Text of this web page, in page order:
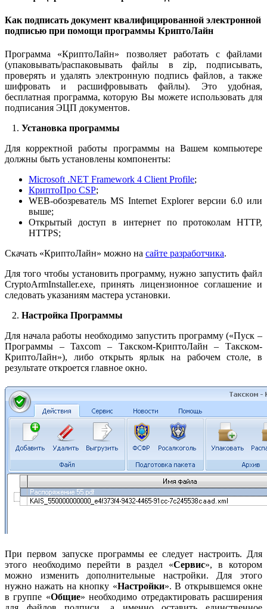
Как подписать документ квалифицированной электронной
подписью при помощи программы КриптоЛайн
Программа «КриптоЛайн» позволяет работать с файлами
(упаковывать/распаковывать файлы в zip, подписывать,
проверять и удалять электронную подпись файлов, а также
шифровать и расшифровывать файлы). Это удобная,
бесплатная программа, которую Вы можете использовать для
подписания ЭЦП документов.
1. Установка программы
Для корректной работы программы на Вашем компьютере
должны быть установлены компоненты:
Microsoft .NET Framework 4 Client Profile;
КриптоПро CSP;
WEB-обозреватель MS Internet Explorer версии 6.0 или
выше;
Открытый доступ в интернет по протоколам HTTP,
HTTPS;
Скачать «КриптоЛайн» можно на сайте разработчика.
Для того чтобы установить программу, нужно запустить файл
CryptoArmInstaller.exe, принять лицензионное соглашение и
следовать указаниям мастера установки.
2. Настройка Программы
Для начала работы необходимо запустить программу («Пуск –
Программы – Taxcom – Такском-КриптоЛайн – Такском-
КриптоЛайн»), либо открыть ярлык на рабочем столе, в
результате откроется главное окно.
При первом запуске программы ее следует настроить. Для
этого необходимо перейти в раздел «Сервис», в котором
можно изменить дополнительные настройки. Для этого
нужно нажать на кнопку «Настройки». В открывшемся окне
в группе «Общие» необходимо отредактировать расширения